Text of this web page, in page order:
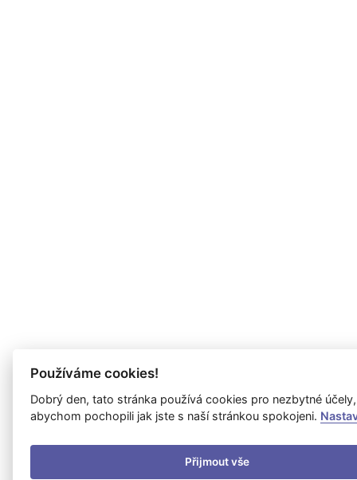
Používáme cookies!
Dobrý den, tato stránka používá cookies pro nezbytné
abychom pochopili jak jste s naší stránkou spokojeni.
Přijmout vše